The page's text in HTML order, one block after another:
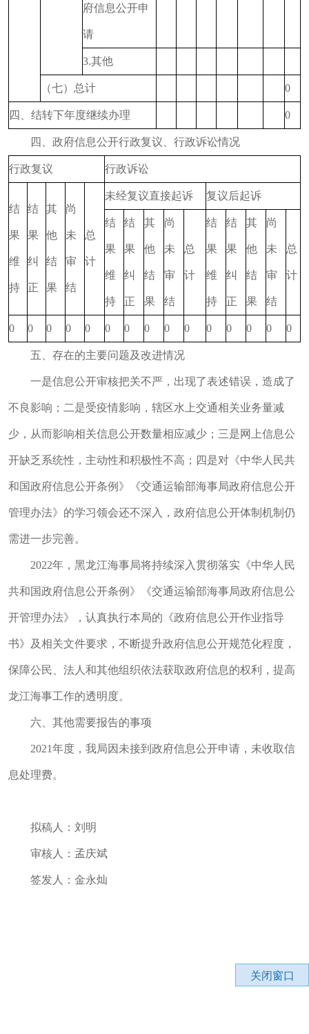
府信息公开申
请
3.其他
（七）总计 0
四、结转下年度继续办理 0
四、政府信息公开行政复议、行政诉讼情况
行政复议 行政诉讼
结
果
维
持
结
果
纠
正
其
他
结
果
尚
未
审
结
总
计
未经复议直接起诉 复议后起诉
结
果
维
持
结
果
纠
正
其
他
结
果
尚
未
审
结
总
计
结
果
维
持
结
果
纠
正
其
他
结
果
尚
未
审
结
总
计
0 0 0 0 0 0 0 0 0 0 0 0 0 0 0
五、存在的主要问题及改进情况
一是信息公开审核把关不严，出现了表述错误，造成了
不良影响；二是受疫情影响，辖区水上交通相关业务量减
少，从而影响相关信息公开数量相应减少；三是网上信息公
开缺乏系统性，主动性和积极性不高；四是对《中华人民共
和国政府信息公开条例》《交通运输部海事局政府信息公开
管理办法》的学习领会还不深入，政府信息公开体制机制仍
需进一步完善。
2022年，黑龙江海事局将持续深入贯彻落实《中华人民
共和国政府信息公开条例》《交通运输部海事局政府信息公
开管理办法》，认真执行本局的《政府信息公开作业指导
书》及相关文件要求，不断提升政府信息公开规范化程度，
保障公民、法人和其他组织依法获取政府信息的权利，提高
龙江海事工作的透明度。
六、其他需要报告的事项
2021年度，我局因未接到政府信息公开申请，未收取信
息处理费。
拟稿人：刘明
审核人：孟庆斌
签发人：金永灿
关闭窗口